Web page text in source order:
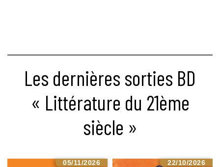
Les dernières sorties BD
« Littérature du 21ème
siècle »
05/11/2026 22/10/2026